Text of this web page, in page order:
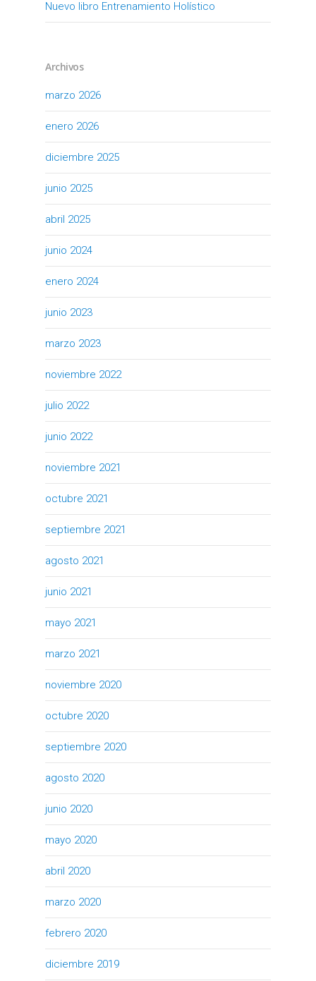
Nuevo libro Entrenamiento Holístico
Archivos
marzo 2026
enero 2026
diciembre 2025
junio 2025
abril 2025
junio 2024
enero 2024
junio 2023
marzo 2023
noviembre 2022
julio 2022
junio 2022
noviembre 2021
octubre 2021
septiembre 2021
agosto 2021
junio 2021
mayo 2021
marzo 2021
noviembre 2020
octubre 2020
septiembre 2020
agosto 2020
junio 2020
mayo 2020
abril 2020
marzo 2020
febrero 2020
diciembre 2019